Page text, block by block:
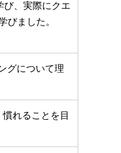
び、実際にクエ
びました。
グについて理
れることを目